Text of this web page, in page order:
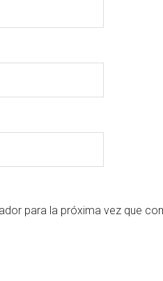
para la próxima vez que